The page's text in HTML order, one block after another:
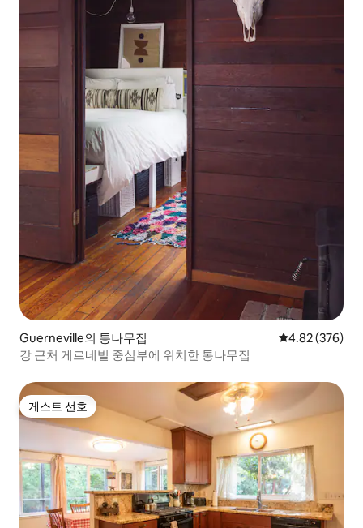
Guerneville의 통나무집 평점 4.82점(5
4.82 (376)
강 근처 게르네빌 중심부에 위치한 통나무집
게스트 선호
게스트 선호